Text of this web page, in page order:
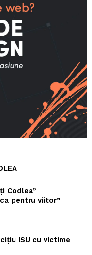
Codlea”
pentru viitor”
ISU cu victime